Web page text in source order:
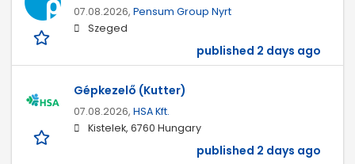
07.08.2026, Pensum Group Nyrt
Szeged
published 2 days ago
Gépkezelő (Kutter)
07.08.2026, HSA Kft.
Kistelek, 6760 Hungary
published 2 days ago